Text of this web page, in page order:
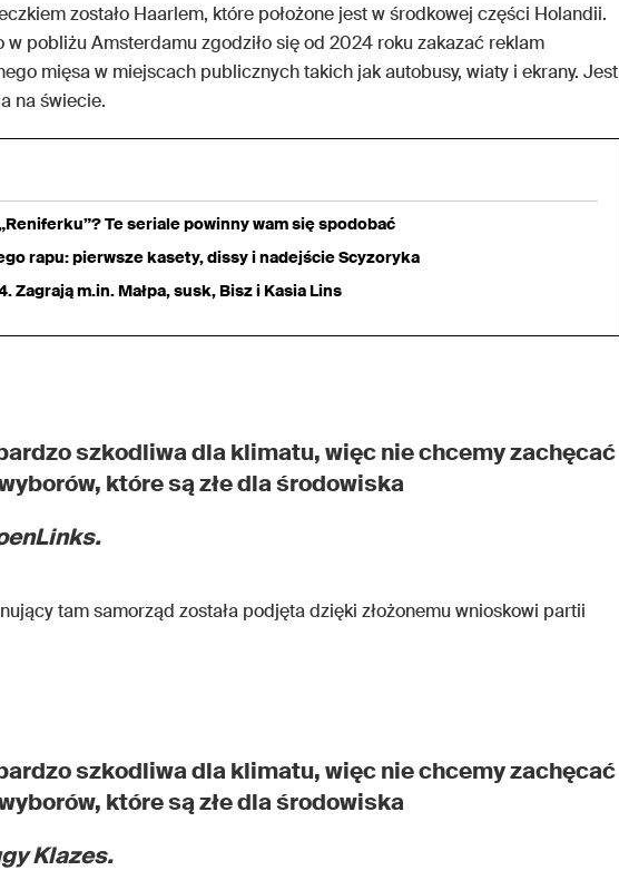
zostało Haarlem, które położone jest w środkowej części Holandii.
pobliżu Amsterdamu zgodziło się od 2024 roku zakazać reklam
mięsa w miejscach publicznych takich jak autobusy, wiaty i ekrany. Jest
na świecie.
Te seriale powinny wam się spodobać
rapu: pierwsze kasety, dissy i nadejście Scyzoryka
Zagrają m.in. Małpa, susk, Bisz i Kasia Lins
szkodliwa dla klimatu, więc nie chcemy zachęcać
które są złe dla środowiska
tam samorząd została podjęta dzięki złożonemu wnioskowi partii
szkodliwa dla klimatu, więc nie chcemy zachęcać
które są złe dla środowiska
Klazes.